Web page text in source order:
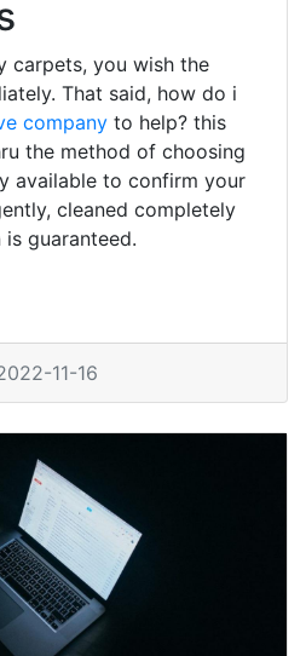
carpets, you wish the
That said, how do i
company to help? this
the method of choosing
available to confirm your
cleaned completely
guaranteed.
11-16